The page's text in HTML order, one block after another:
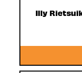
Illy